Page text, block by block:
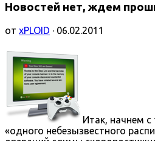
Новостей нет, ждем
от xPLOID · 06.02.2011
Итак, начнем
«одного небезызвестного